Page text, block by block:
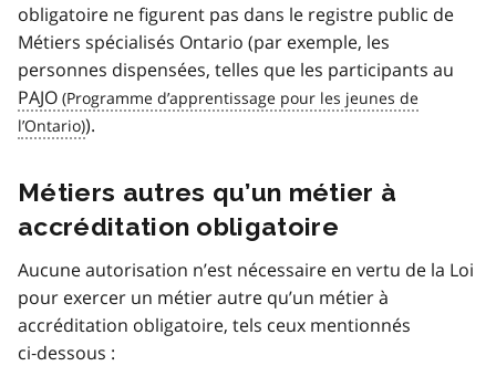
obligatoire ne figurent pas dans le registre public de
Métiers spécialisés Ontario (par exemple, les
personnes dispensées, telles que les participants au
PAJO
).
Métiers autres qu’un métier à
accréditation obligatoire
Aucune autorisation n’est nécessaire en vertu de la Loi
pour exercer un métier autre qu’un métier à
accréditation obligatoire, tels ceux mentionnés
ci‑dessous :